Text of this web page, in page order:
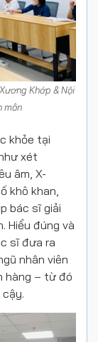
Khớp & Nội
môn
khỏe tại
xét
âm, X-
khô khan,
bác sĩ giải
Hiểu đúng và
sĩ đưa ra
nhân viên
hàng – từ đó